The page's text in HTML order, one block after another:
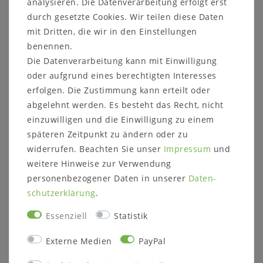
Höhe: 35,4 cm
Tiefe: 56,1 cm
Details:
3 Schubladen
Griffleiste links
Weitere Informationen zum Programm:
Holzart:
rustikale Asteiche massiv, stabverleimt gem. DIN
EN 204:2001
Rückwände und Schubladenböden aus
Leimholzplatten
durch gesetzte Cookies. Wir teilen diese Daten
mit Dritten, die wir in den Einstellungen
benennen.
Die Datenverarbeitung kann mit Einwilligung
oder aufgrund eines berechtigten Interesses
erfolgen. Die Zustimmung kann erteilt oder
abgelehnt werden. Es besteht das Recht, nicht
einzuwilligen und die Einwilligung zu einem
späteren Zeitpunkt zu ändern oder zu
widerrufen. Beachten Sie unser Impressum und
weitere Hinweise zur Verwendung
personenbezogener Daten in unserer Daten­
schutz­erklärung.
Essenziell Statistik
Externe Medien PayPal